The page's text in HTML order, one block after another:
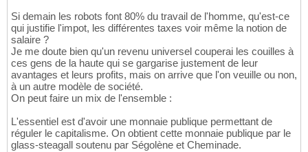
Si demain les robots font 80% du travail de l'homme, qu'est-ce
qui justifie l'impot, les différentes taxes voir même la notion de
salaire ?
Je me doute bien qu'un revenu universel couperai les couilles à
ces gens de la haute qui se gargarise justement de leur
avantages et leurs profits, mais on arrive que l'on veuille ou non,
à un autre modèle de société.
On peut faire un mix de l'ensemble :
L'essentiel est d'avoir une monnaie publique permettant de
réguler le capitalisme. On obtient cette monnaie publique par le
glass-steagall soutenu par Ségolène et Cheminade.